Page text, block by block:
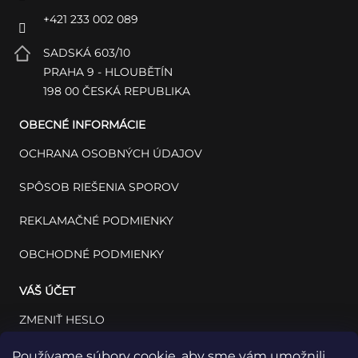
+421 233 002 089
SADSKÁ 603/10
PRAHA 9 - HLOUBĚTÍN
198 00 ČESKÁ REPUBLIKA
OBECNÉ INFORMÁCIE
OCHRANA OSOBNÝCH ÚDAJOV
SPÔSOB RIEŠENIA SPOROV
REKLAMAČNÉ PODMIENKY
OBCHODNÉ PODMIENKY
VÁŠ ÚČET
ZMENIŤ HESLO
VÁŠ PROFIL